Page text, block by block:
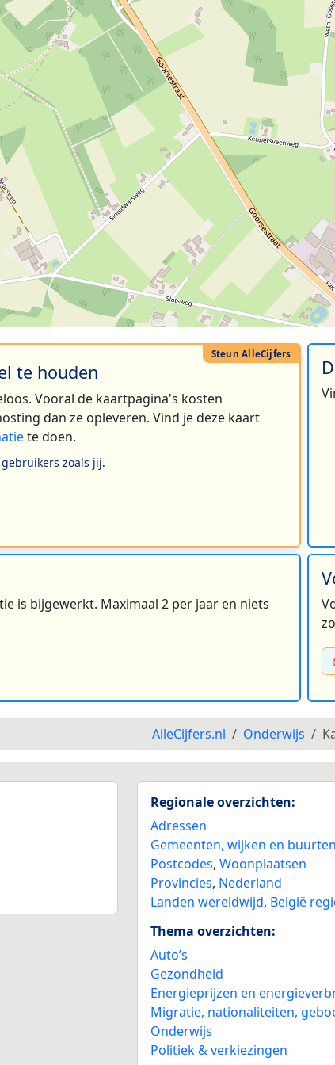
te houden
Vooral de kaartpagina's kosten
dan ze opleveren. Vind je deze kaart
te doen.
zoals jij.
is bijgewerkt. Maximaal 2 per jaar en niets
AlleCijfers.nl Onderwijs
Regionale overzichten:
Adressen
Gemeenten, wijken en buurten
Postcodes,Woonplaatsen
Provincies, Nederland
Landen wereldwijd, België
Thema overzichten:
Auto’s
Gezondheid
Energieprijzen en
Migratie, nationaliteiten,
Onderwijs
Politiek & verkiezingen